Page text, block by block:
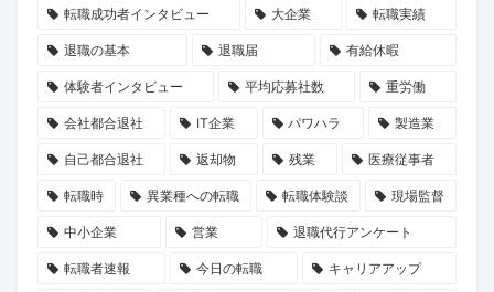
転職成功者インタビュー 大企業 転職実績
退職の基本 退職届 有給休暇
体験者インタビュー 平均応募社数 重労働
会社都合退社 IT企業 パワハラ 製造業
自己都合退社 返却物 残業 医療従事者
転職時 異業種への転職 転職体験談 現場監督
中小企業 営業 退職代行アンケート
転職者速報 今日の転職 キャリアアップ